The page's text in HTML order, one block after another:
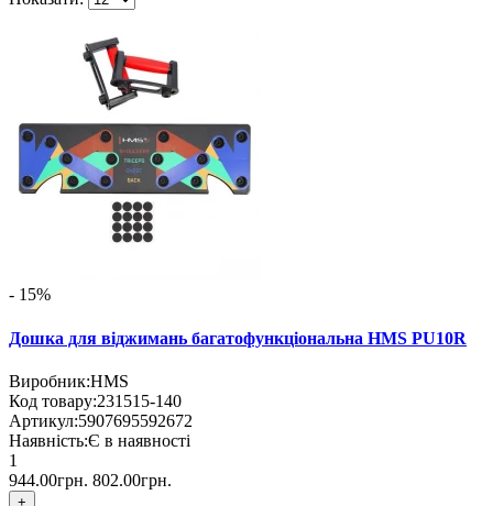
- 15%
Дошка для віджимань багатофункціональна HMS PU10R
Виробник:HMS
Код товару:231515-140
Артикул:5907695592672
Наявність:Є в наявності
1
944.00грн. 802.00грн.
+